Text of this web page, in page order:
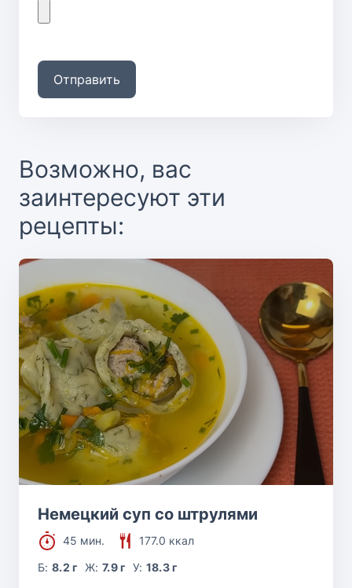
Отправить
Возможно, вас
заинтересуют эти
рецепты:
Немецкий суп со штрулями
45 мин.
177.0 ккал
Б:8.2 г Ж: 7.9 г У: 18.3 г